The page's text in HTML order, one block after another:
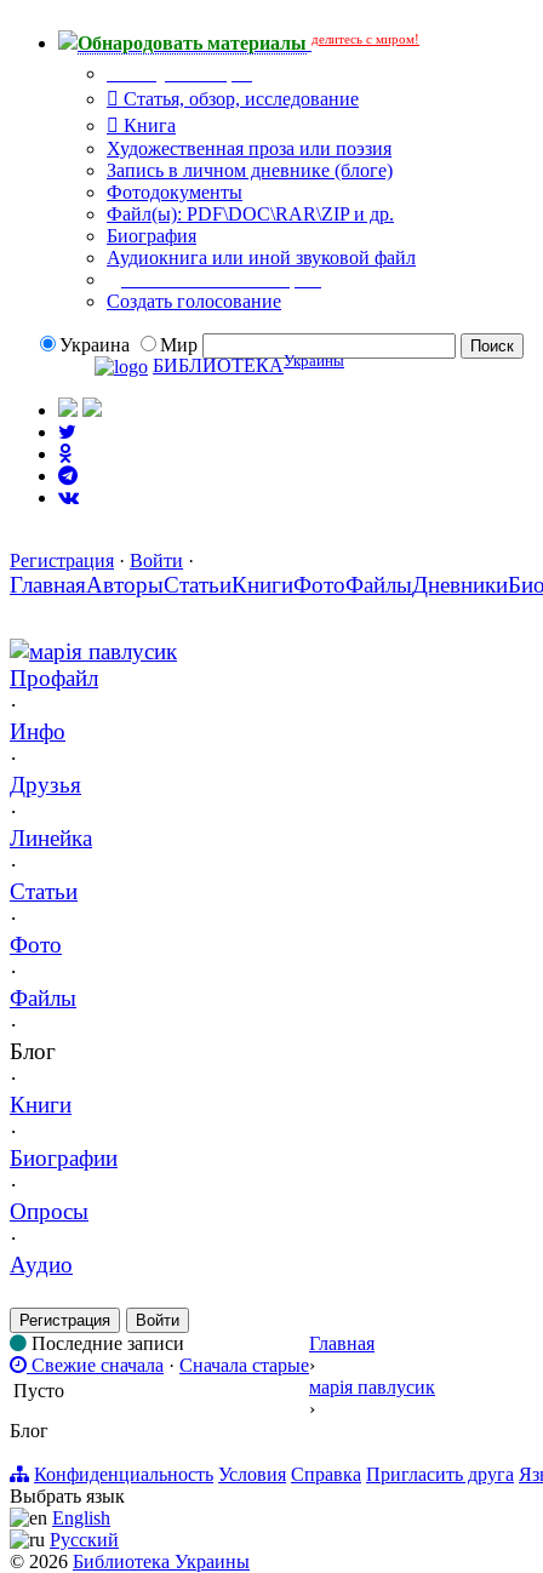
Обнародовать материалы делитесь с миром!
Статья, обзор, исследование
Книга
Художественная проза или поэзия
Запись в личном дневнике (блоге)
Фотодокументы
Файл(ы): PDF\DOC\RAR\ZIP и др.
Биография
Аудиокнига или иной звуковой файл
Создать голосование
Украина
Мир
БИБЛИОТЕКАУкраины
Регистрация · Войти ·
ГлавнаяАвторыСтатьиКнигиФотоФайлыДневники
марія павлусик
Профайл
·
Инфо
·
Друзья
·
Линейка
·
Статьи
·
Фото
·
Файлы
·
Блог
·
Книги
·
Биографии
·
Опросы
·
Аудио
Регистрация Войти
Последние записи
Свежие сначала · Сначала старые
Пусто
Главная
›
марія павлусик
›
Блог
Конфиденциальность Условия Справка Пригласить друга
Выбрать язык
English
Русский
© 2026 Библиотека Украины